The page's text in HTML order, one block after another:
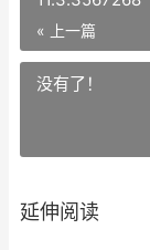
« 上一篇
没有了！
延伸阅读